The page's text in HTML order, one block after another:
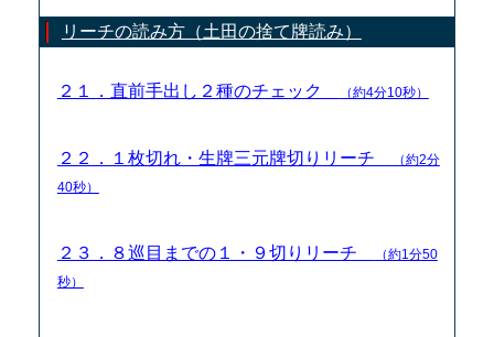
リーチの読み方（土田の捨て牌読み）
２１．直前手出し２種のチェック （約4分10秒）
２２．１枚切れ・生牌三元牌切りリーチ
（約2分
40秒）
２３．８巡目までの１・９切りリーチ
（約1分50
秒）